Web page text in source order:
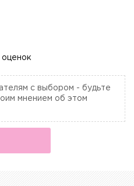
оценок
с выбором - будьте
мнением об этом